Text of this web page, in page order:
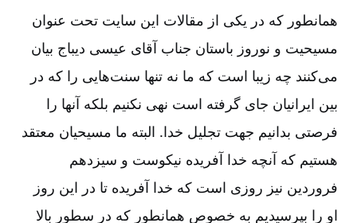
همانطور که در یکی از مقالات این سایت تحت عنوان
مسیحیت و نوروز باستان جناب آقای عیسی دیباج بیان
می‌کنند چه زیبا است که ما نه تنها سنت‌هایی را که در
بین ایرانیان جای گرفته است نهی نکنیم بلکه آنها را
فرصتی بدانیم جهت تجلیل خدا. البته ما مسیحیان معتقد
هستیم که آنچه خدا آفریده‌ نیکوست و سیزدهم
فروردین نیز روزی است که خدا آفریده تا در این روز
او را بپرسیدیم به خصوص همانطور که در سطور بالا